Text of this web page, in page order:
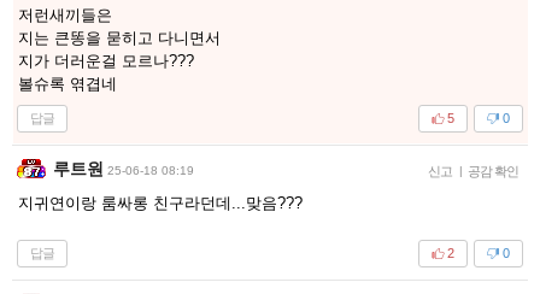
저런새끼들은
지는 큰똥을 묻히고 다니면서
지가 더러운걸 모르나???
볼슈록 엮겹네
답글 0
5
루트원 25-06-18 08:19 신고 | 공감 확인
지귀연이랑 룸싸롱 친구라던데...맞음???
답글 0
2